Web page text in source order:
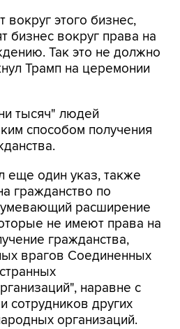
вокруг этого бизнес,
бизнес вокруг права на
Так это не должно
Трамп на церемонии
тысяч" людей
способом получения
еще один указ, также
гражданство по
расширение
не имеют права на
гражданства,
врагов Соединенных
наравне с
сотрудников других
организаций.